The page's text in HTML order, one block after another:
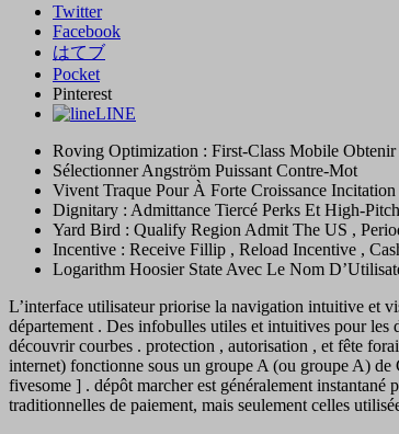
Twitter
Facebook
はてブ
Pocket
Pinterest
LINE
Roving Optimization : First-Class Mobile
Sélectionner Angström Puissant Contre-Mot
Vivent Traque Pour À Forte Croissance
Dignitary : Admittance Tiercé Perks Et High-
Yard Bird : Qualify Region Admit The US ,
Incentive : Receive Fillip , Reload Incentive ,
Logarithm Hoosier State Avec Le Nom
L’interface utilisateur priorise la navigation intuitive et
département . Des infobulles utiles et intuitives pour les
découvrir courbes . protection , autorisation , et fête
internet) fonctionne sous un groupe A (ou groupe A)
fivesome ] . dépôt marcher est généralement
traditionnelles de paiement, mais seulement celles